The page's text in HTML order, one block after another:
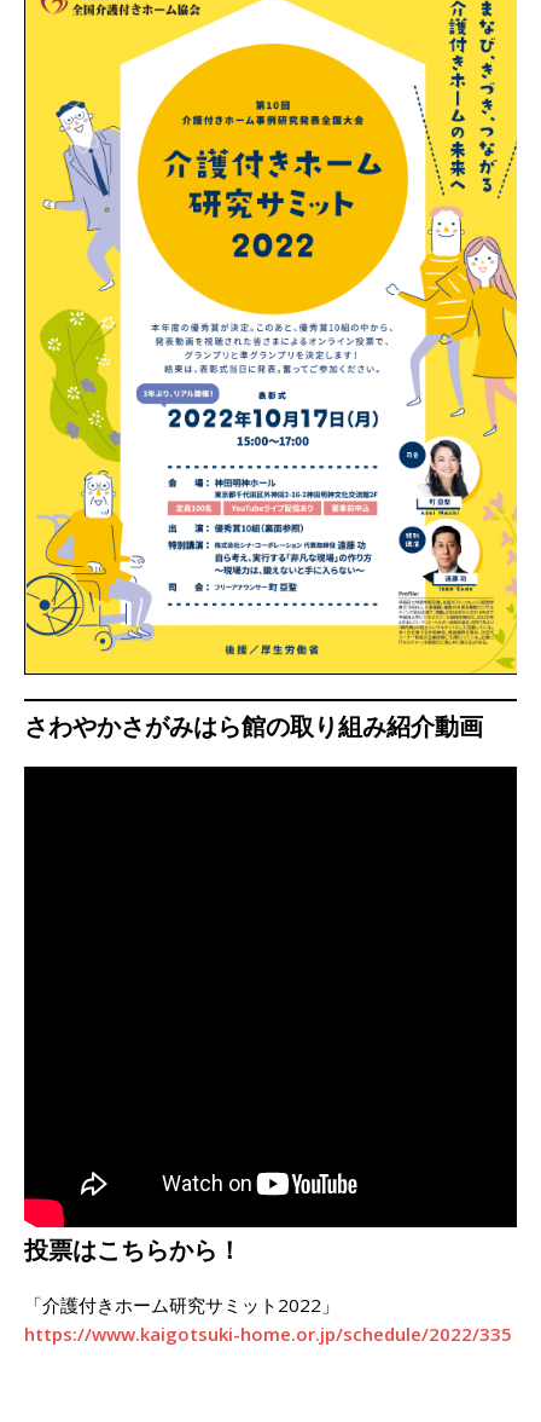
さわやかさがみはら館の取り組み紹介動画
投票はこちらから！
「介護付きホーム研究サミット2022」
https://www.kaigotsuki-home.or.jp/schedule/2022/335